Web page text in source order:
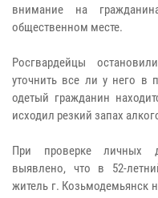
внимание на
общественном месте.
Росгвардейцы
уточнить все ли у него в
одетый гражданин
исходил резкий запах
При проверке личных
выявлено, что в 52-
житель г. Козьмодемьянск